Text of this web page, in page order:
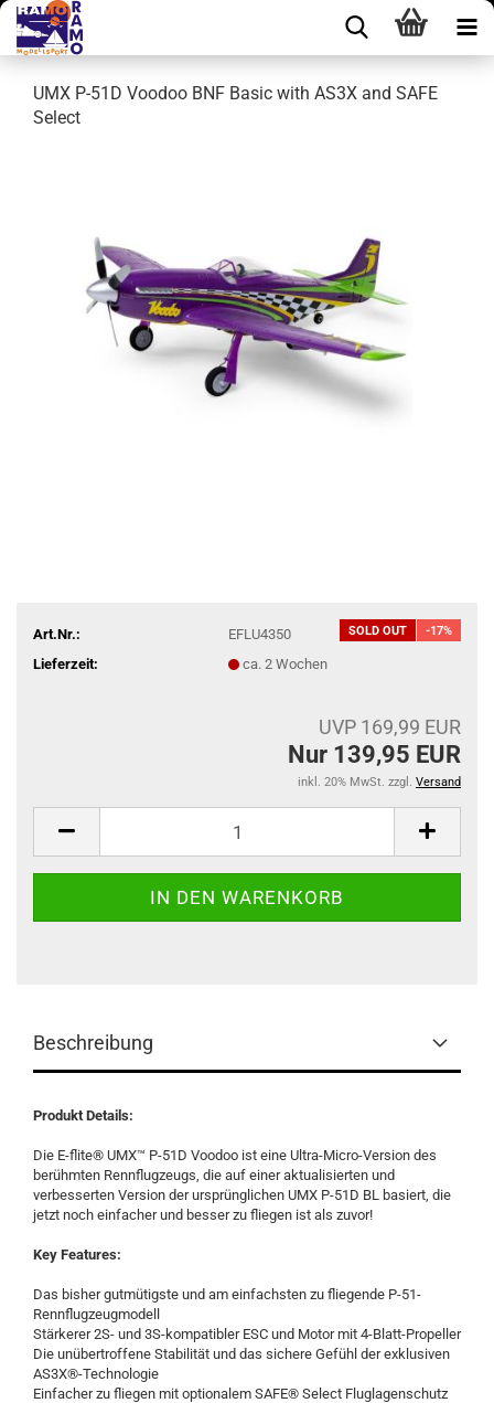
UMX P-51D Voodoo BNF Basic with AS3X and SAFE
Select
SOLD OUT -17%
Art.Nr.:
EFLU4350
Lieferzeit:
ca. 2 Wochen
UVP 169,99 EUR
Nur 139,95 EUR
inkl. 20% MwSt. zzgl. Versand
Beschreibung
Produkt Details:
Die E-flite® UMX™ P-51D Voodoo ist eine Ultra-Micro-Version des
berühmten Rennflugzeugs, die auf einer aktualisierten und
verbesserten Version der ursprünglichen UMX P-51D BL basiert, die
jetzt noch einfacher und besser zu fliegen ist als zuvor!
Key Features:
Das bisher gutmütigste und am einfachsten zu fliegende P-51-
Rennflugzeugmodell
Stärkerer 2S- und 3S-kompatibler ESC und Motor mit 4-Blatt-Propeller
Die unübertroffene Stabilität und das sichere Gefühl der exklusiven
AS3X®-Technologie
Einfacher zu fliegen mit optionalem SAFE® Select Fluglagenschutz